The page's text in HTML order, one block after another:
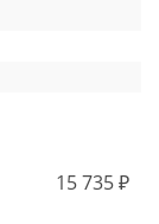
15 735 ₽